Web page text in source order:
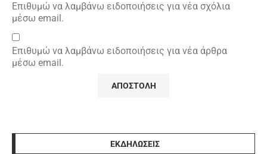
Επιθυμώ να λαμβάνω ειδοποιήσεις για νέα σχόλια
μέσω email.
Επιθυμώ να λαμβάνω ειδοποιήσεις για νέα άρθρα
μέσω email.
ΕΚΔΗΛΩΣΕΙΣ